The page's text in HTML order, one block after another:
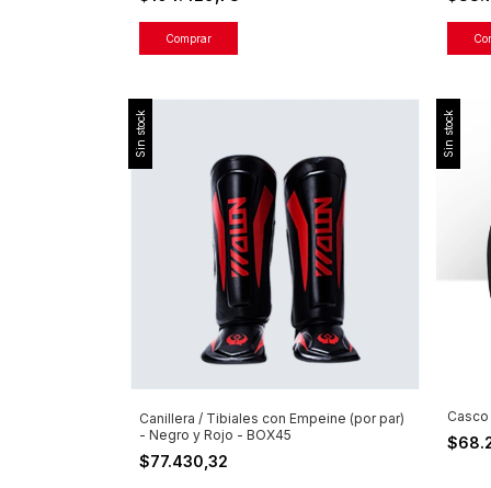
Comprar
Sin stock
Canillera / Tibiales con Empeine (por par)
- Negro y Rojo - BOX45
$77.430,32
Sin stock